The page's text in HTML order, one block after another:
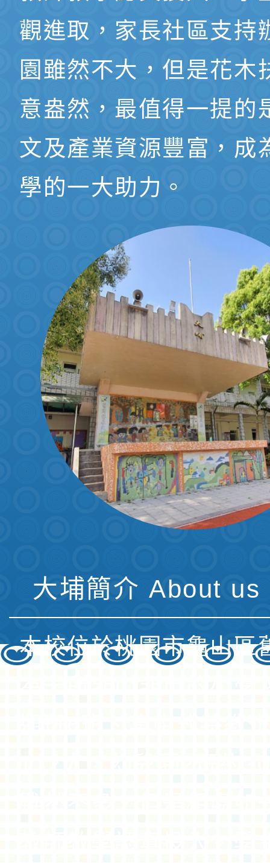
發佈時間：2020-
相簿分類：校園
1091024校慶運
瀏覽數：2959
發佈時間：2021-
相簿分類：活動
大埔國小生香舞